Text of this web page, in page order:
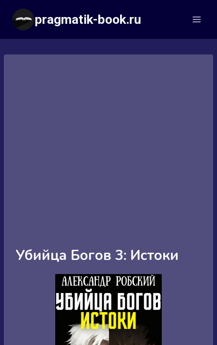
Перейти
содержимому
pragmatik-book.ru
Убийца Богов 3: Истоки